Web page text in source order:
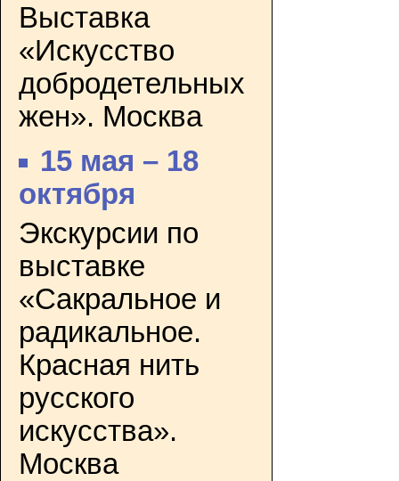
Выставка
«Искусство
добродетельных
жен». Москва
15 мая – 18
октября
Экскурсии по
выставке
«Сакральное и
радикальное.
Красная нить
русского
искусства».
Москва